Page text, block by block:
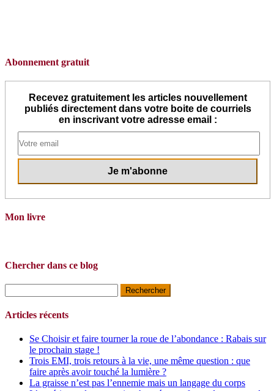
Abonnement gratuit
Recevez gratuitement les articles nouvellement
publiés directement dans votre boite de courriels
en inscrivant votre adresse email :
Mon livre
Chercher dans ce blog
Articles récents
Se Choisir et faire tourner la roue de l’abondance : Rabais sur
le prochain stage !
Trois EMI, trois retours à la vie, une même question : que
faire après avoir touché la lumière ?
La graisse n’est pas l’ennemie mais un langage du corps